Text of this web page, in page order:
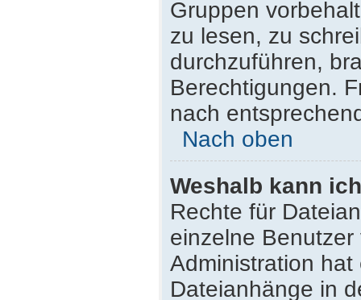
Gruppen
zu lesen, zu
durchzuführen,
Berechtigungen.
nach
Nach oben
Weshalb kann
Rechte für
einzelne
Administration
Dateianhänge in